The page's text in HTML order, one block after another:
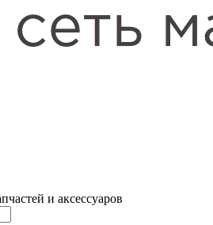
и аксессуаров